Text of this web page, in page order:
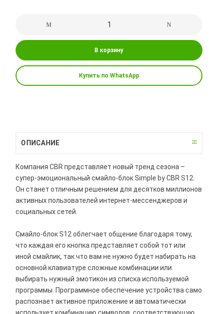
В корзину
Купить по WhatsApp
ОПИСАНИЕ
Компания CBR представляет новый тренд сезона –
супер-эмоциональный смайло-блок Simple by CBR S12.
Он станет отличным решением для десятков миллионов
активных пользователей интернет-мессенджеров и
социальных сетей.
Смайло-блок S12 облегчает общение благодаря тому,
что каждая его кнопка представляет собой тот или
иной смайлик, так что вам не нужно будет набирать на
основной клавиатуре сложные комбинации или
выбирать нужный эмотикон из списка используемой
программы. Программное обеспечение устройства само
распознает активное приложение и автоматически